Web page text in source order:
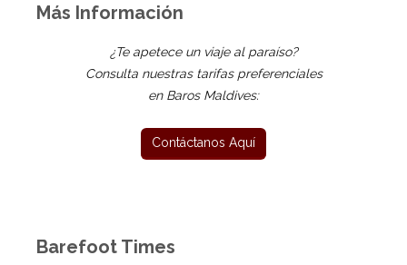
Más Información
¿Te apetece un viaje al paraíso?
Consulta nuestras tarifas preferenciales
en Baros Maldives:
Barefoot Times